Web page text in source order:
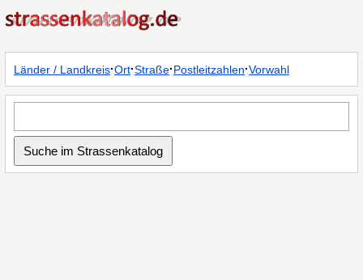
Länder / Landkreis·Ort·Straße·Postleitzahlen·Vorwahl